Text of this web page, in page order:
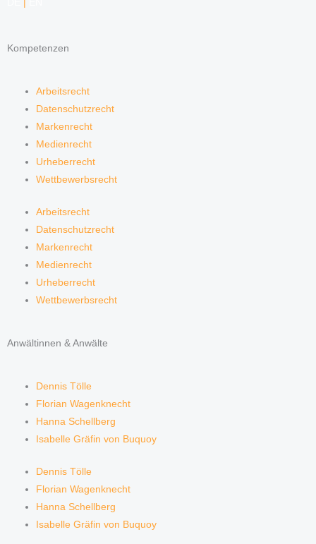
Kompetenzen
Arbeitsrecht
Datenschutzrecht
Markenrecht
Medienrecht
Urheberrecht
Wettbewerbsrecht
Arbeitsrecht
Datenschutzrecht
Markenrecht
Medienrecht
Urheberrecht
Wettbewerbsrecht
Anwältinnen & Anwälte
Dennis Tölle
Florian Wagenknecht
Hanna Schellberg
Isabelle Gräfin von Buquoy
Dennis Tölle
Florian Wagenknecht
Hanna Schellberg
Isabelle Gräfin von Buquoy